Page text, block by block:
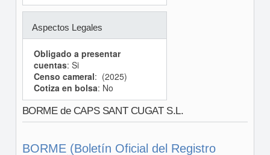
Aspectos Legales
Obligado a presentar
cuentas: Si
Censo cameral: (2025)
Cotiza en bolsa: No
BORME de CAPS SANT CUGAT S.L.
BORME (Boletín Oficial del Registro